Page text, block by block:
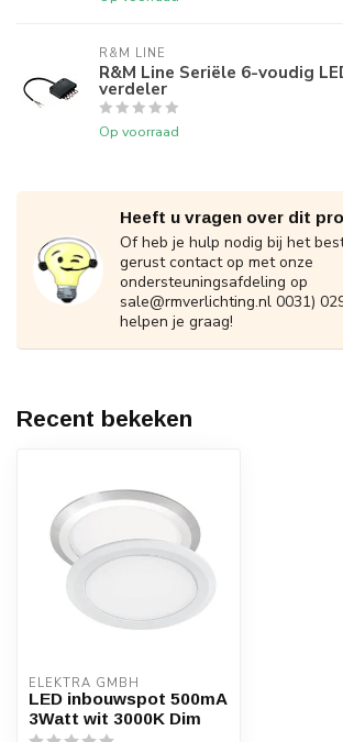
R&M LINE
R&M Line Seriële 6-voudig
verdeler
Op voorraad
Heeft u vragen over dit
Of heb je hulp nodig bij het
gerust contact op met onze
ondersteuningsafdeling op
sale@rmverlichting.nl 0031)
helpen je graag!
Recent bekeken
ELEKTRA GMBH
LED inbouwspot 500mA
3Watt wit 3000K Dim